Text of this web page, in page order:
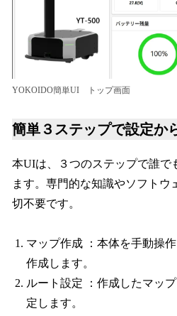
YOKOIDO簡単UI トップ画面
簡単３ステップで設定か
本UIは、３つのステップで誰で
ます。専門的な知識やソフトウ
切不要です。
マップ作成 ：本体を手動操
作成します。
ルート設定 ：作成したマッ
定します。